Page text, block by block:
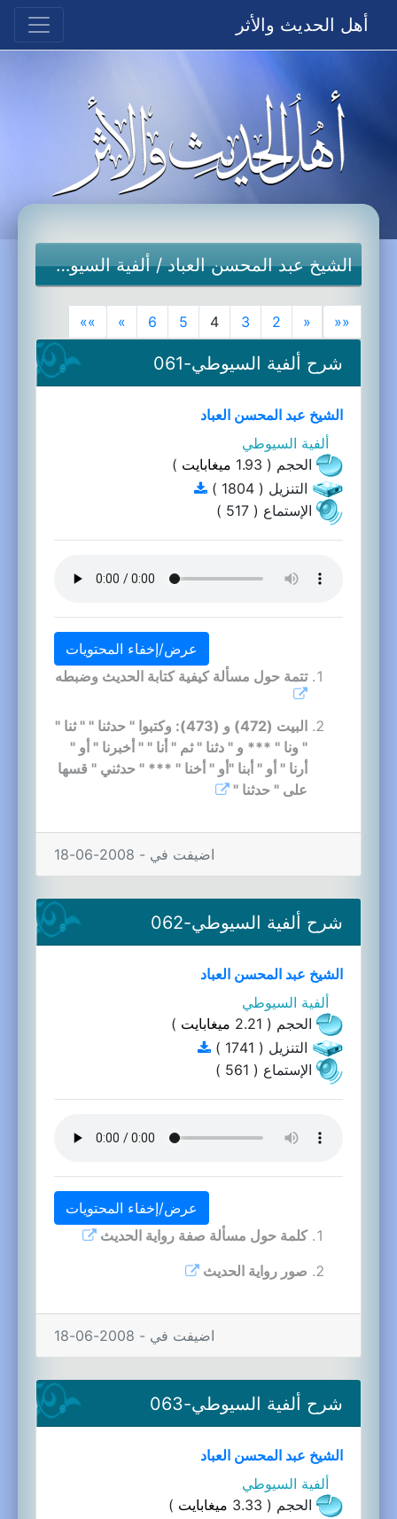
أهل الحديث والأثر
الشيخ عبد المحسن العباد/ألفية السيوطي
««
«
2
3
4
5
6
»
»»
شرح ألفية السيوطي-061
الشيخ عبد المحسن العباد
ألفية السيوطي
الحجم ( 1.93
ميغابايت )
التنزيل ( 1804 )
الإستماع ( 517 )
عرض/إخفاء المحتويات
تتمة حول مسألة كيفية كتابة الحديث وضبطه
البيت (472) و (473): وكتبوا " حدثنا " " ثنا "
" ونا " *** و " دثنا " ثم " أنا " " أخبرنا " أو "
أرنا " أو " أبنا "أو " أخنا " *** " حدثني " قسها
على " حدثنا "
اضيفت في - 2008-06-18
شرح ألفية السيوطي-062
الشيخ عبد المحسن العباد
ألفية السيوطي
الحجم ( 2.21
ميغابايت )
التنزيل ( 1741 )
الإستماع ( 561 )
عرض/إخفاء المحتويات
كلمة حول مسألة صفة رواية الحديث
صور رواية الحديث
اضيفت في - 2008-06-18
شرح ألفية السيوطي-063
الشيخ عبد المحسن العباد
ألفية السيوطي
الحجم ( 3.33
ميغابايت )